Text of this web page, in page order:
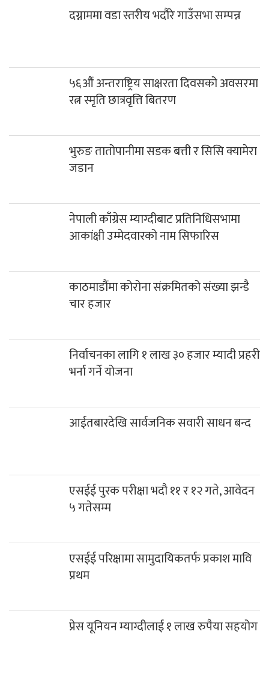
दग्नाममा वडा स्तरीय भदौरे गाउँसभा सम्पन्न
५६औं अन्तराष्ट्रिय साक्षरता दिवसको अवसरमा
रत्न स्मृति छात्रवृत्ति बितरण
भुरुङ तातोपानीमा सडक बत्ती र सिसि क्यामेरा
जडान
नेपाली काँग्रेस म्याग्दीबाट प्रतिनिधिसभामा
आकांक्षी उम्मेदवारको नाम सिफारिस
काठमाडौंमा कोरोना संक्रमितको संख्या झन्डै
चार हजार
निर्वाचनका लागि १ लाख ३० हजार म्यादी प्रहरी
भर्ना गर्ने योजना
आईतबारदेखि सार्वजनिक सवारी साधन बन्द
एसईई पुरक परीक्षा भदौ ११ र १२ गते, आवेदन
५ गतेसम्म
एसईई परिक्षामा सामुदायिकतर्फ प्रकाश मावि
प्रथम
प्रेस यूनियन म्याग्दीलाई १ लाख रुपैया सहयोग